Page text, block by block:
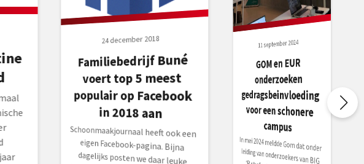
24 december 2018
Familiebedrijf Buné
voert top 5 meest
populair op Facebook
in 2018 aan
Schoonmaakjournaal heeft ook een
eigen Facebook-pagina. Bijna
dagelijks posten we daar leuke
berichten, interessante interviews,
bijzondere blogs of eigen
filmproducties. Deze vijf waren het
11 september 2024
GOM en EUR
onderzoeken
gedragsbeinvloeding
voor een schonere
campus
In mei 2024 meldde Gom dat onder
leiding van onderzoekers van BIG
‘R studenten van de Erasmus
University Rotterdam waren gestart met het onderzoeken van